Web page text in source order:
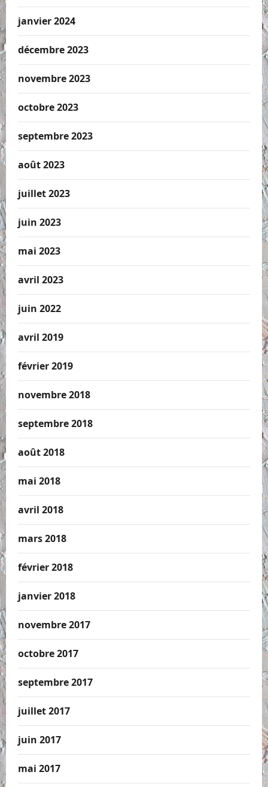
janvier 2024
décembre 2023
novembre 2023
octobre 2023
septembre 2023
août 2023
juillet 2023
juin 2023
mai 2023
avril 2023
juin 2022
avril 2019
février 2019
novembre 2018
septembre 2018
août 2018
mai 2018
avril 2018
mars 2018
février 2018
janvier 2018
novembre 2017
octobre 2017
septembre 2017
juillet 2017
juin 2017
mai 2017